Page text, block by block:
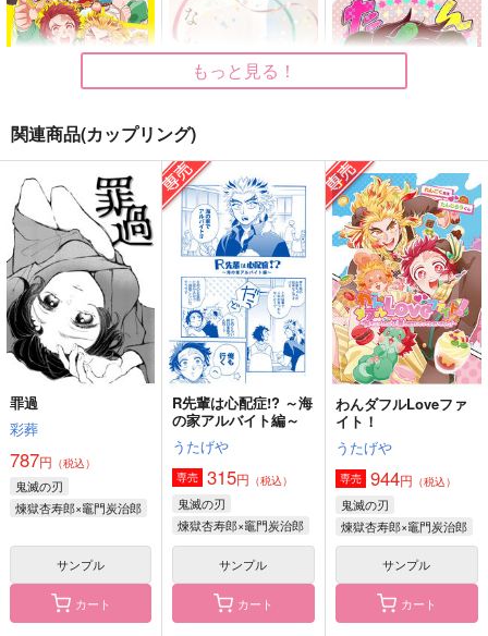
出張！アソートメント
うたげや
1,572円 （税込）
煉獄杏寿郎×竈門炭治郎
サンプル
作品詳細
あなたに花を
はにかみピンク。
1,144円（税込）
煉獄杏寿郎×竈門炭治郎
サンプル
作品詳細
たんポコ
おかっぱよ
385円（税込）
煉獄杏寿郎×竈門炭治郎
サンプル
作品詳細
もっと見る！
関連商品(カップリング)
罪過
彩葬
787円 （税込）
鬼滅の刃
煉獄杏寿郎×竈門炭治郎
サンプル
カート
R先輩は心配症!? ～海
の家アルバイト編～
うたげや
専売 315円 （税込）
鬼滅の刃
煉獄杏寿郎×竈門炭治郎
サンプル
カート
わんダフルLoveファ
イト！
うたげや
専売 944円 （税込）
鬼滅の刃
煉獄杏寿郎×竈門炭治郎
サンプル
カート